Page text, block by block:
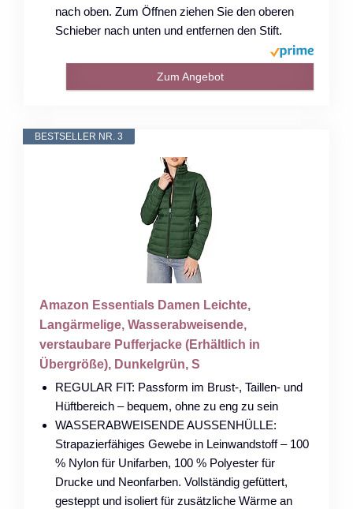
nach oben. Zum Öffnen ziehen Sie den oberen
Schieber nach unten und entfernen den Stift.
Zum Angebot
BESTSELLER NR. 3
Amazon Essentials Damen Leichte,
Langärmelige, Wasserabweisende,
verstaubare Pufferjacke (Erhältlich in
Übergröße), Dunkelgrün, S
REGULAR FIT: Passform im Brust-, Taillen- und
Hüftbereich – bequem, ohne zu eng zu sein
WASSERABWEISENDE AUSSENHÜLLE:
Strapazierfähiges Gewebe in Leinwandstoff – 100
% Nylon für Unifarben, 100 % Polyester für
Drucke und Neonfarben. Vollständig gefüttert,
gesteppt und isoliert für zusätzliche Wärme an